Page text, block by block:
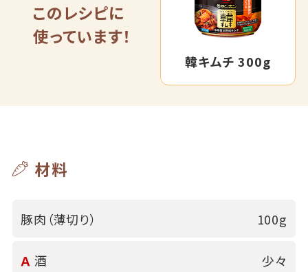
このレシピに
使っています！
韓キムチ 300g
材料
豚肉（薄切り） 100g
Ａ 酒 少々